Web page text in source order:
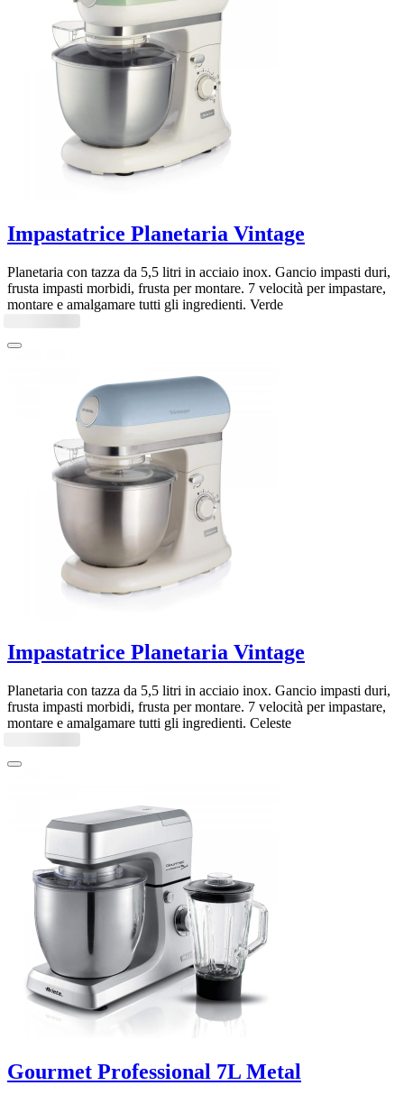
Impastatrice Planetaria Vintage
Planetaria con tazza da 5,5 litri in acciaio inox. Gancio impasti duri,
frusta impasti morbidi, frusta per montare. 7 velocità per impastare,
montare e amalgamare tutti gli ingredienti. Verde
Impastatrice Planetaria Vintage
Planetaria con tazza da 5,5 litri in acciaio inox. Gancio impasti duri,
frusta impasti morbidi, frusta per montare. 7 velocità per impastare,
montare e amalgamare tutti gli ingredienti. Celeste
Gourmet Professional 7L Metal